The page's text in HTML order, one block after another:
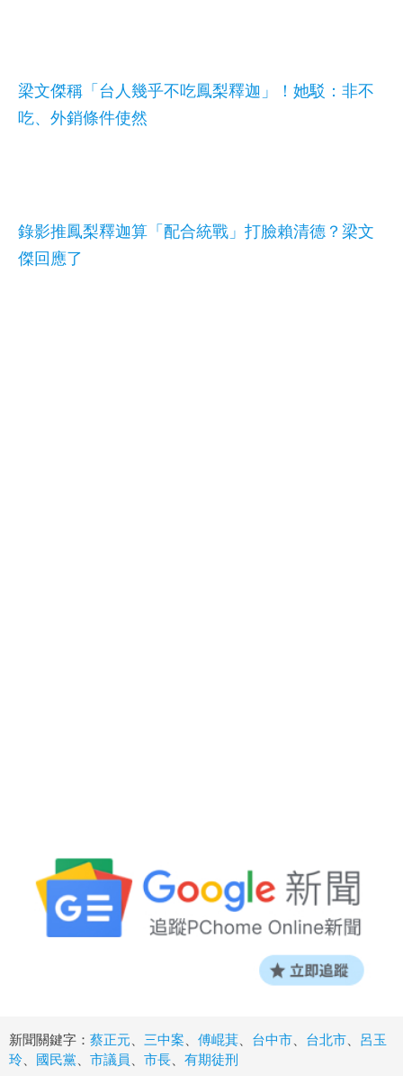
梁文傑稱「台人幾乎不吃鳳梨釋迦」！她駁：非不
吃、外銷條件使然
錄影推鳳梨釋迦算「配合統戰」打臉賴清德？梁文
傑回應了
新聞關鍵字： 蔡正元 三中案 傅崐萁 台中市 台北市
呂玉
玲
國民黨 市議員 市長 有期徒刑